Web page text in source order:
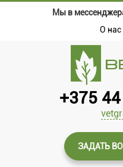
Мы в
О нас
+375
ЗАДАТЬ